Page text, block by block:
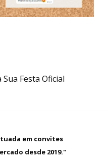
Festa Oficial
em convites
desde 2019."